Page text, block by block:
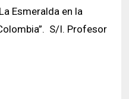
Esmeralda en la
S/I. Profesor